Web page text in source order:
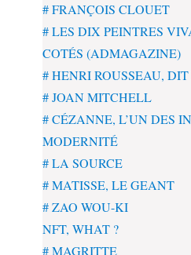
# FRANÇOIS CLOUET
# LES DIX PEINTRES
COTÉS (ADMAGAZINE)
# HENRI ROUSSEAU,
# JOAN MITCHELL
# CÉZANNE, L’UN DES
MODERNITÉ
# LA SOURCE
# MATISSE, LE GEANT
# ZAO WOU-KI
NFT, WHAT ?
# MAGRITTE